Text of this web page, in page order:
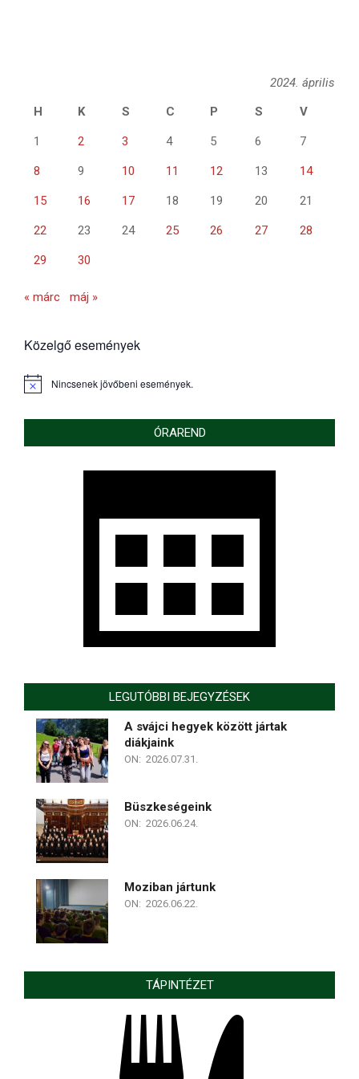
2024. április
H
K S C P S V
1 2 3 4 5 6 7
8 9 10 11 12 13 14
15 16 17 18 19 20 21
22 23 24 25 26 27 28
29 30
« márc máj »
Közelgő események
Notice Nincsenek jövőbeni események.
ÓRAREND
LEGUTÓBBI BEJEGYZÉSEK
A svájci hegyek között jártak
diákjaink
ON: 2026.07.31.
Büszkeségeink
ON: 2026.06.24.
Moziban jártunk
ON: 2026.06.22.
TÁPINTÉZET